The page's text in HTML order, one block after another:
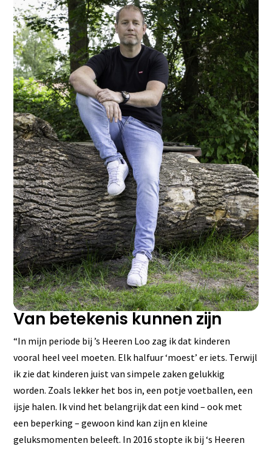
Van betekenis kunnen zijn
“In mijn periode bij ’s Heeren Loo zag ik dat kinderen
vooral heel veel moeten. Elk halfuur ‘moest’ er iets. Terwijl
ik zie dat kinderen juist van simpele zaken gelukkig
worden. Zoals lekker het bos in, een potje voetballen, een
ijsje halen. Ik vind het belangrijk dat een kind – ook met
een beperking – gewoon kind kan zijn en kleine
geluksmomenten beleeft. In 2016 stopte ik bij ‘s Heeren